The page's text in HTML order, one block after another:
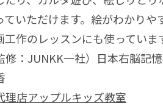
ていただけます。絵がわかり
工作のレッスンにも使っていま
修：JUNKK一社）日本右脳記
理店アップルキッズ教室